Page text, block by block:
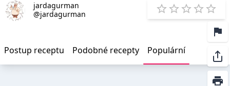
jardagurman
@jardagurman
1 Star
2 Stars
3 Stars
4 5
Postup receptu Podobné recepty Populární